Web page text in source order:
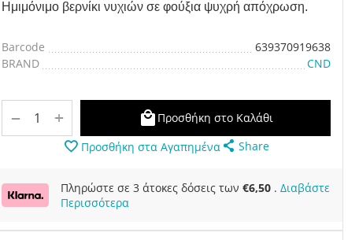
Ημιμόνιμο βερνίκι νυχιών σε φούξια ψυχρή απόχρωση.
Barcode
639370919638
BRAND
CND
+
−
Προσθήκη στο Καλάθι
Προσθήκη στα Αγαπημένα
Share
Πληρώστε σε 3 άτοκες δόσεις των €6,50 . Διαβάστε
Περισσότερα